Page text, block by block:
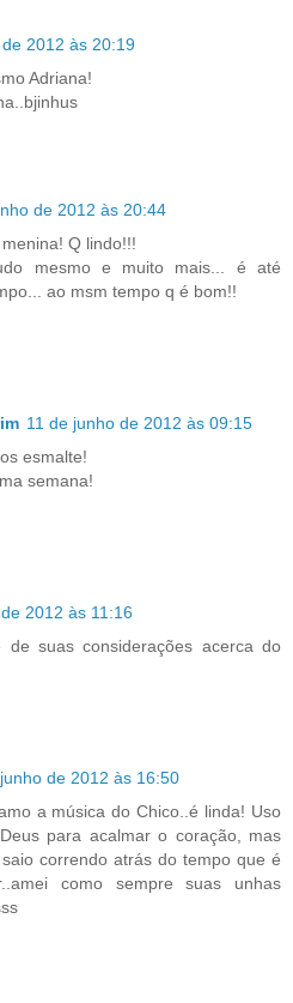
2012 às 20:19
Adriana!
de 2012 às 20:44
Q lindo!!!
mesmo e muito mais... é até
ao msm tempo q é bom!!
11 de junho de 2012 às 09:15
esmalte!
semana!
2012 às 11:16
suas considerações acerca do
de 2012 às 16:50
a música do Chico..é linda! Uso
para acalmar o coração, mas
correndo atrás do tempo que é
como sempre suas unhas